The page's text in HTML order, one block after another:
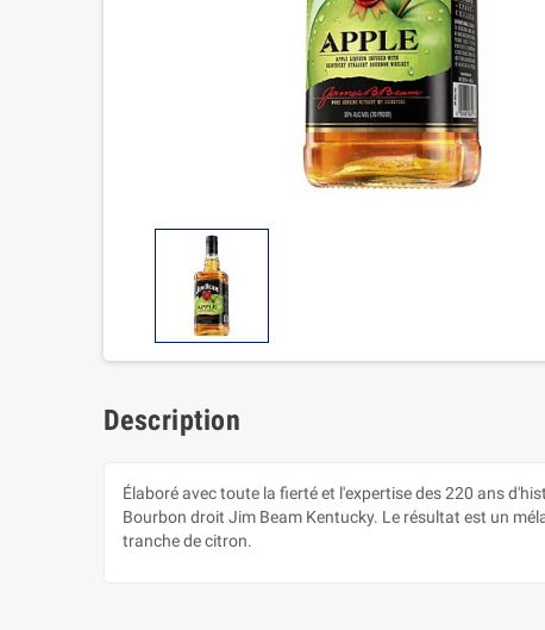
Description
Élaboré avec toute la fierté et l'expertise des 220 ans
Bourbon droit Jim Beam Kentucky. Le résultat est un
tranche de citron.